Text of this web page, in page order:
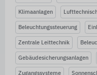
Klimaanlagen
Beleuchtungssteuerung
Zentrale Leittechnik
Gebäudesicherungsanlagen
Zugangssysteme